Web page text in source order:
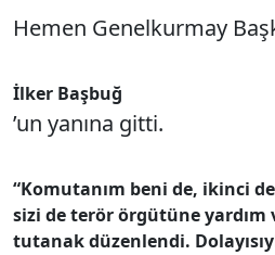
Hemen Genelkurmay
İlker Başbuğ
’un yanına gitti.
“Komutanım beni de, ikinci
sizi de terör örgütüne yardım
tutanak düzenlendi.